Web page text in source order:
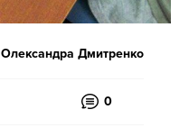
Олександра Дмитренко
0